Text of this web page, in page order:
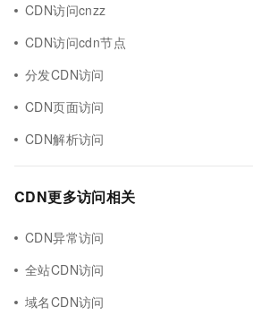
CDN访问cnzz
CDN访问cdn节点
分发CDN访问
CDN页面访问
CDN解析访问
CDN更多访问相关
CDN异常访问
全站CDN访问
域名CDN访问